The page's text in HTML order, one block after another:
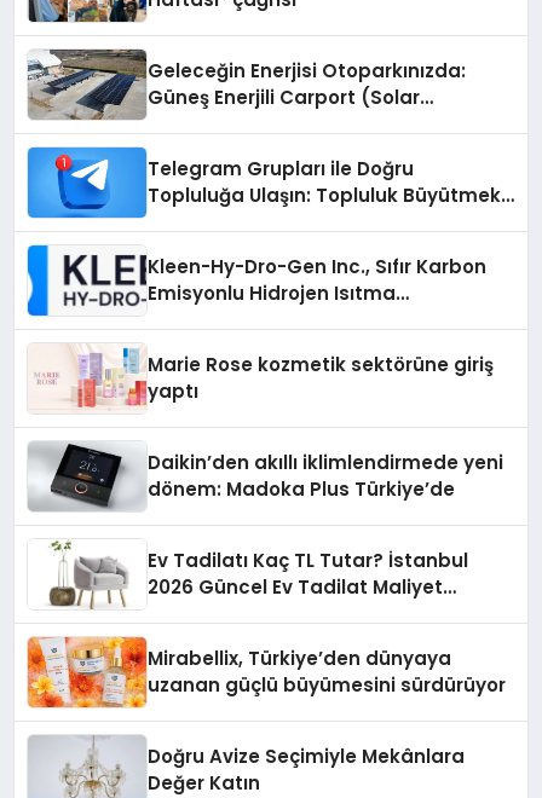
Geleceğin Enerjisi Otoparkınızda:
Güneş Enerjili Carport (Solar
Telegram Grupları ile Doğru
Topluluğa Ulaşın: Topluluk Büyütmek
Kleen-Hy-Dro-Gen Inc., Sıfır Karbon
Emisyonlu Hidrojen Isıtma
Marie Rose kozmetik sektörüne giriş
yaptı
Daikin’den akıllı iklimlendirmede yeni
dönem: Madoka Plus Türkiye’de
Ev Tadilatı Kaç TL Tutar? İstanbul
2026 Güncel Ev Tadilat Maliyet
Mirabellix, Türkiye’den dünyaya
uzanan güçlü büyümesini sürdürüyor
Doğru Avize Seçimiyle Mekânlara
Değer Katın